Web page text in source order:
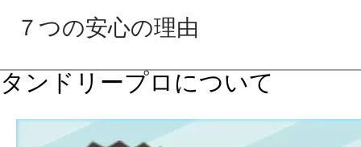
７つの安心の理由
タンドリープロについて